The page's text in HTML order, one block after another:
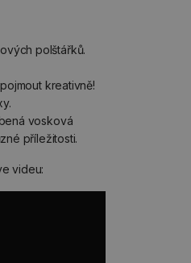
polštářků.
kreativně!
vosková
příležitosti.
videu: